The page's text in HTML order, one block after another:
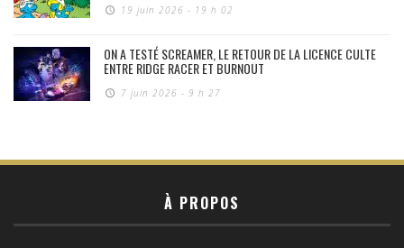
19 juin 2026 - 19 h 02
ON A TESTÉ SCREAMER, LE RETOUR DE LA LICENCE CULTE
ENTRE RIDGE RACER ET BURNOUT
7 juin 2026 - 9 h 27
À PROPOS